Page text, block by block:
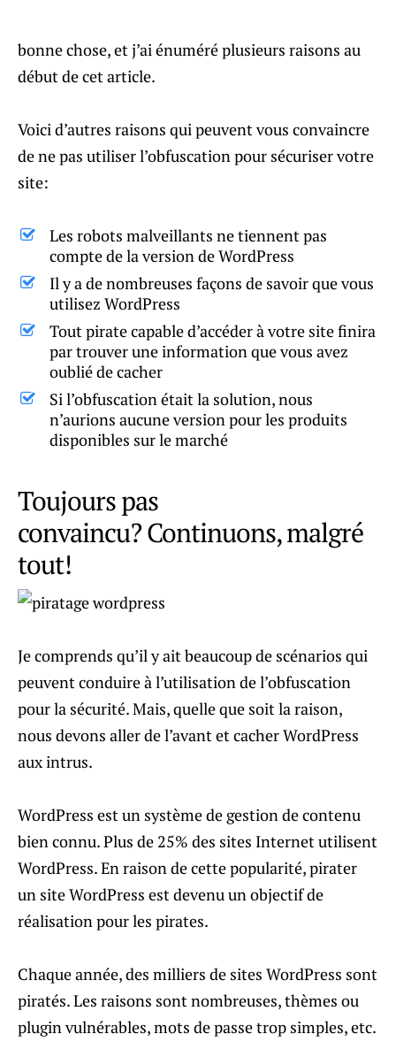
bonne chose, et j’ai énuméré plusieurs raisons au
début de cet article.
Voici d’autres raisons qui peuvent vous convaincre
de ne pas utiliser l’obfuscation pour sécuriser votre
site:
Les robots malveillants ne tiennent pas
compte de la version de WordPress
Il y a de nombreuses façons de savoir que vous
utilisez WordPress
Tout pirate capable d’accéder à votre site finira
par trouver une information que vous avez
oublié de cacher
Si l’obfuscation était la solution, nous
n’aurions aucune version pour les produits
disponibles sur le marché
Toujours pas
convaincu? Continuons, malgré
tout!
Je comprends qu’il y ait beaucoup de scénarios qui
peuvent conduire à l’utilisation de l’obfuscation
pour la sécurité. Mais, quelle que soit la raison,
nous devons aller de l’avant et cacher WordPress
aux intrus.
WordPress est un système de gestion de contenu
bien connu. Plus de 25% des sites Internet utilisent
WordPress. En raison de cette popularité, pirater
un site WordPress est devenu un objectif de
réalisation pour les pirates.
Chaque année, des milliers de sites WordPress sont
piratés. Les raisons sont nombreuses, thèmes ou
plugin vulnérables, mots de passe trop simples, etc.